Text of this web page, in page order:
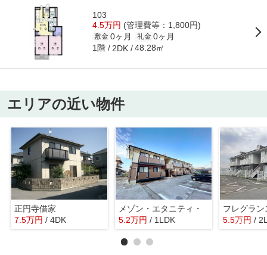
103
4.5万円 (管理費等：1,800円)
敷金 0ヶ月 礼金 0ヶ月
1階 2DK 48.28㎡
エリアの近い物件
正円寺借家
7.5万円 / 4DK
メゾン・エタニティ・
5.2万円 / 1LDK 5.5万円 /